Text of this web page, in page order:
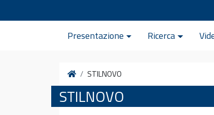
Presentazione Ricerca
HomeSTILNOVO
STILNOVO